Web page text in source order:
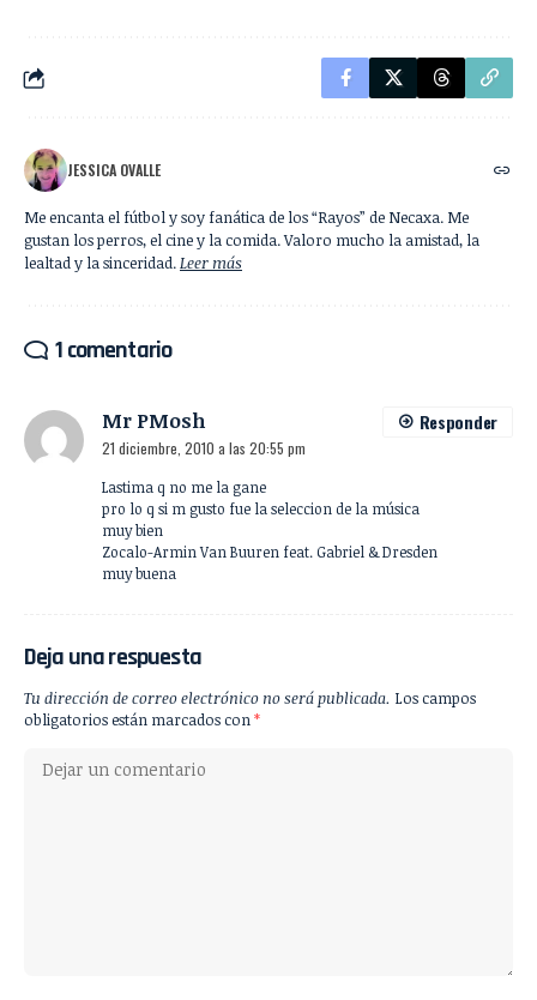
JESSICA OVALLE
Me encanta el fútbol y soy fanática de los “Rayos” de Necaxa. Me
gustan los perros, el cine y la comida. Valoro mucho la amistad, la
lealtad y la sinceridad.Leer más
1 comentario
Mr PMosh
21 diciembre, 2010 a las 20:55 pm
Lastima q no me la gane
pro lo q si m gusto fue la seleccion de la música
muy bien
Zocalo-Armin Van Buuren feat. Gabriel & Dresden
muy buena
Responder
Deja una respuesta
Tu dirección de correo electrónico no será publicada. Los campos
obligatorios están marcados con*